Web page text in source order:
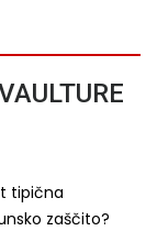
tipična
zaščito?